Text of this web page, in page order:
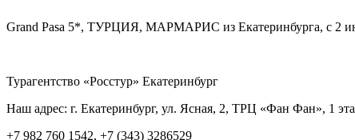
Grand Pasa 5*, ТУРЦИЯ, МАРМАРИС из Екатеринбурга, с 2
Турагентство «Росстур» Екатеринбург
Наш адрес: г. Екатеринбург, ул. Ясная, 2, ТРЦ «Фан Фан», 1
+7 982 760 1542, +7 (343) 3286529